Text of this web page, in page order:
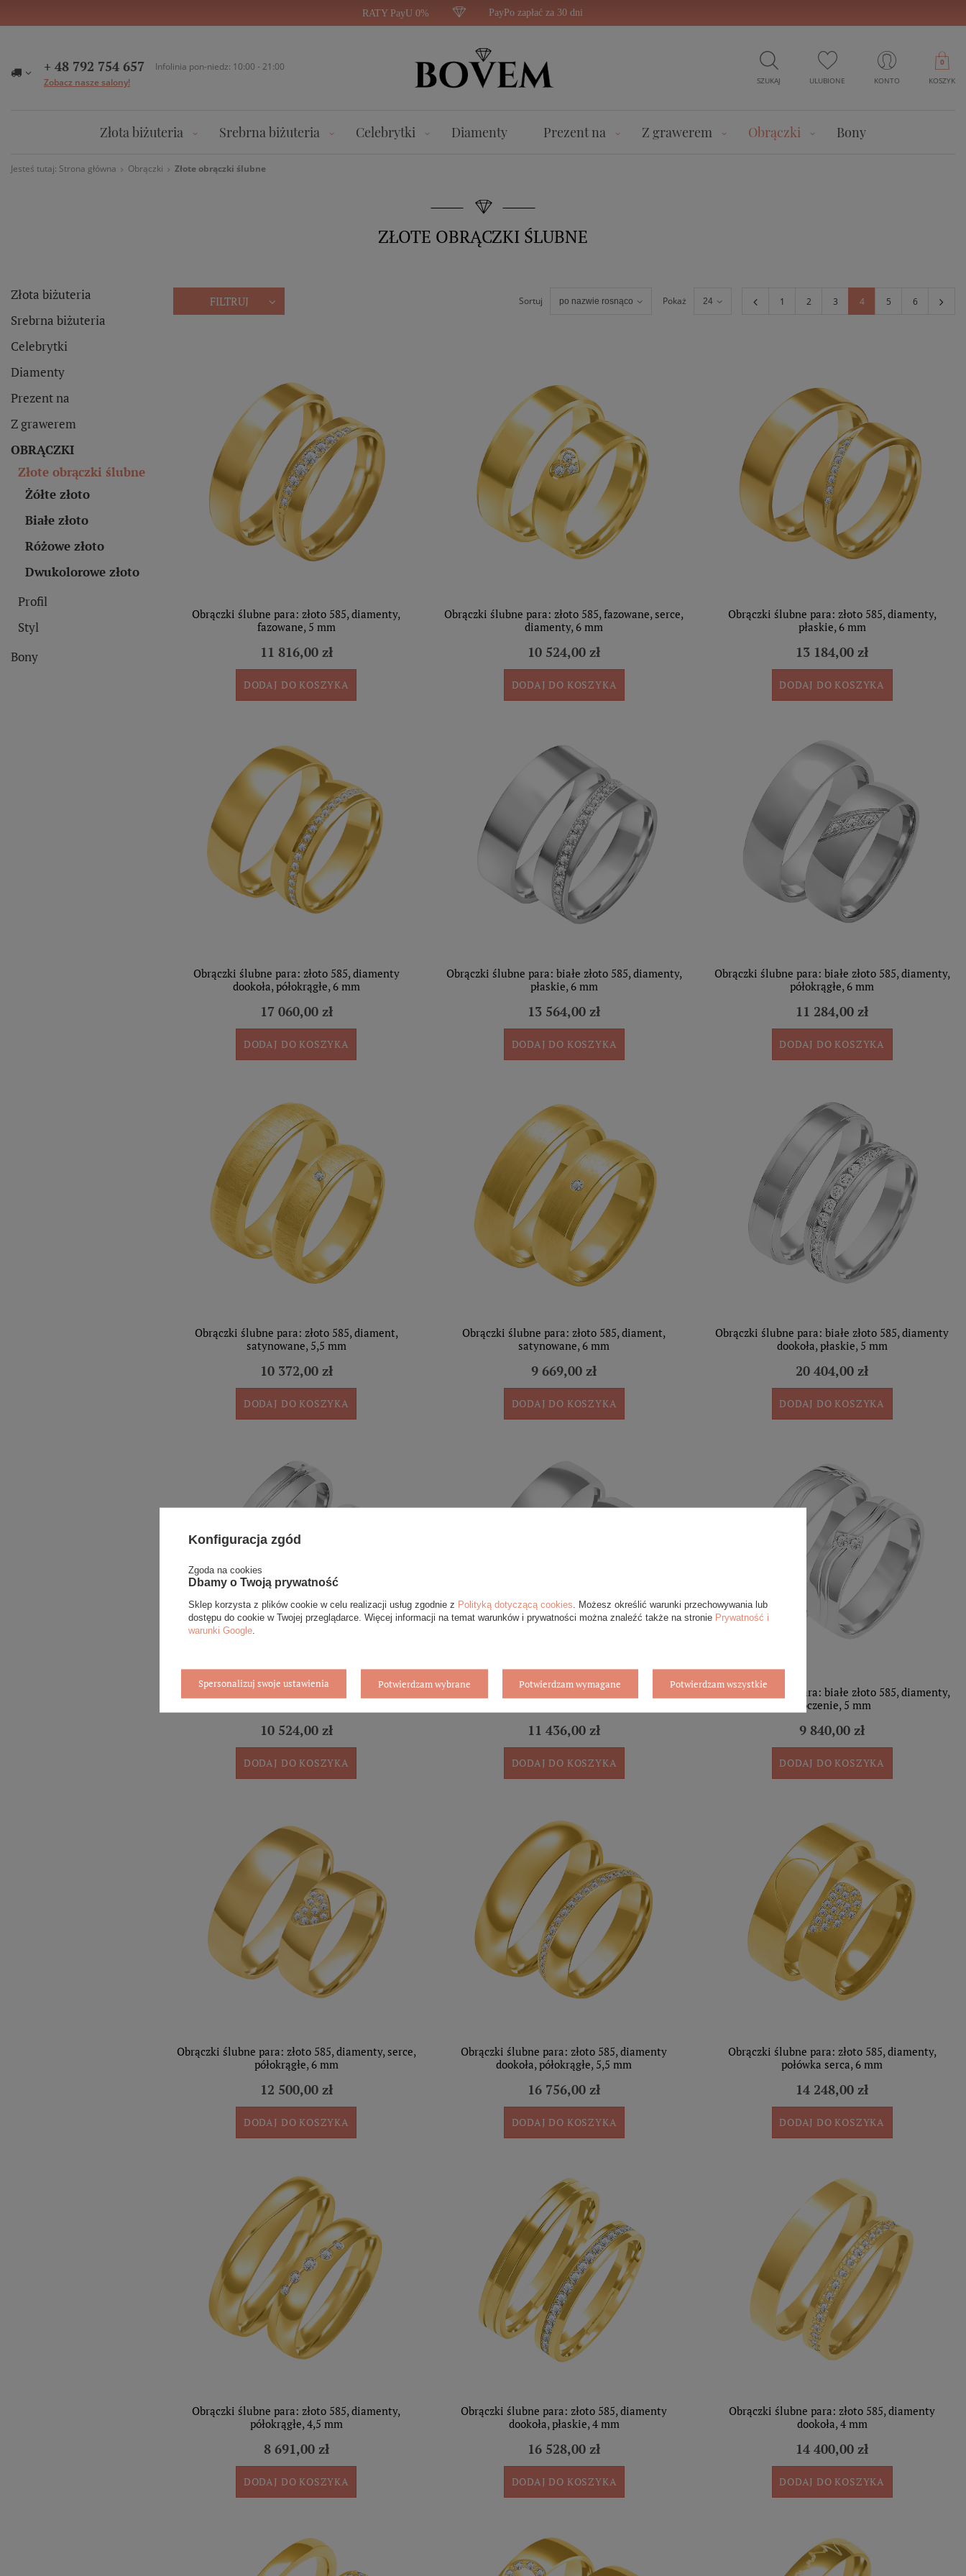
RATY PayU 0% PayPo zapłać za 30 dni
+ 48 792 754 657
Infolinia pon-niedz: 10:00 - 21:00
Zobacz nasze salony!
SZUKAJ ULUBIONE KONTO KOSZYK
0
Złota biżuteria Srebrna biżuteria Celebrytki Diamenty Prezent na Z grawerem Obrączki Bony
Jesteś tutaj: Strona główna Obrączki Złote obrączki ślubne
ZŁOTE OBRĄCZKI ŚLUBNE
Złota biżuteria
Srebrna biżuteria
Celebrytki
Diamenty
Prezent na
Z grawerem
OBRĄCZKI
Złote obrączki ślubne
Żółte złoto
Białe złoto
Różowe złoto
Dwukolorowe złoto
Profil
Styl
Bony
Sortuj po nazwie rosnąco Pokaż 24 1 2 3 4 5 6
FILTRUJ
Obrączki ślubne para: złoto 585, diamenty,
fazowane, 5 mm
11 816,00 zł
DODAJ DO KOSZYKA
Obrączki ślubne para: złoto 585, fazowane, serce,
diamenty, 6 mm
10 524,00 zł
DODAJ DO KOSZYKA
Obrączki ślubne para: złoto 585, diamenty,
płaskie, 6 mm
13 184,00 zł
DODAJ DO KOSZYKA
Obrączki ślubne para: złoto 585, diamenty
dookoła, półokrągłe, 6 mm
17 060,00 zł
DODAJ DO KOSZYKA
Obrączki ślubne para: białe złoto 585, diamenty,
płaskie, 6 mm
13 564,00 zł
DODAJ DO KOSZYKA
Obrączki ślubne para: białe złoto 585, diamenty,
półokrągłe, 6 mm
11 284,00 zł
DODAJ DO KOSZYKA
Obrączki ślubne para: złoto 585, diament,
satynowane, 5,5 mm
10 372,00 zł
DODAJ DO KOSZYKA
Obrączki ślubne para: złoto 585, diament,
satynowane, 6 mm
9 669,00 zł
DODAJ DO KOSZYKA
Obrączki ślubne para: białe złoto 585, diamenty
dookoła, płaskie, 5 mm
20 404,00 zł
DODAJ DO KOSZYKA
Obrączki ślubne para: białe złoto 585, diamenty,
10 524,00 zł
DODAJ DO KOSZYKA
Obrączki ślubne para: białe złoto 585, diamenty,
11 436,00 zł
DODAJ DO KOSZYKA
Obrączki ślubne para: białe złoto 585, diamenty,
tłoczenie, 5 mm
9 840,00 zł
DODAJ DO KOSZYKA
Obrączki ślubne para: złoto 585, diamenty, serce,
półokrągłe, 6 mm
12 500,00 zł
DODAJ DO KOSZYKA
Obrączki ślubne para: złoto 585, diamenty
dookoła, półokrągłe, 5,5 mm
16 756,00 zł
DODAJ DO KOSZYKA
Obrączki ślubne para: złoto 585, diamenty,
połówka serca, 6 mm
14 248,00 zł
DODAJ DO KOSZYKA
Obrączki ślubne para: złoto 585, diamenty,
półokrągłe, 4,5 mm
8 691,00 zł
DODAJ DO KOSZYKA
Obrączki ślubne para: złoto 585, diamenty
dookoła, płaskie, 4 mm
16 528,00 zł
DODAJ DO KOSZYKA
Obrączki ślubne para: złoto 585, diamenty
dookoła, 4 mm
14 400,00 zł
DODAJ DO KOSZYKA
Konfiguracja zgód
Zgoda na cookies
Dbamy o Twoją prywatność
Sklep korzysta z plików cookie w celu realizacji usług zgodnie z Polityką dotyczącą cookies . Możesz określić warunki przechowywania lub
dostępu do cookie w Twojej przeglądarce. Więcej informacji na temat warunków i prywatności można znaleźć także na stronie Prywatność i
warunki Google
Spersonalizuj swoje ustawienia Potwierdzam wybrane Potwierdzam wymagane Potwierdzam wszystkie